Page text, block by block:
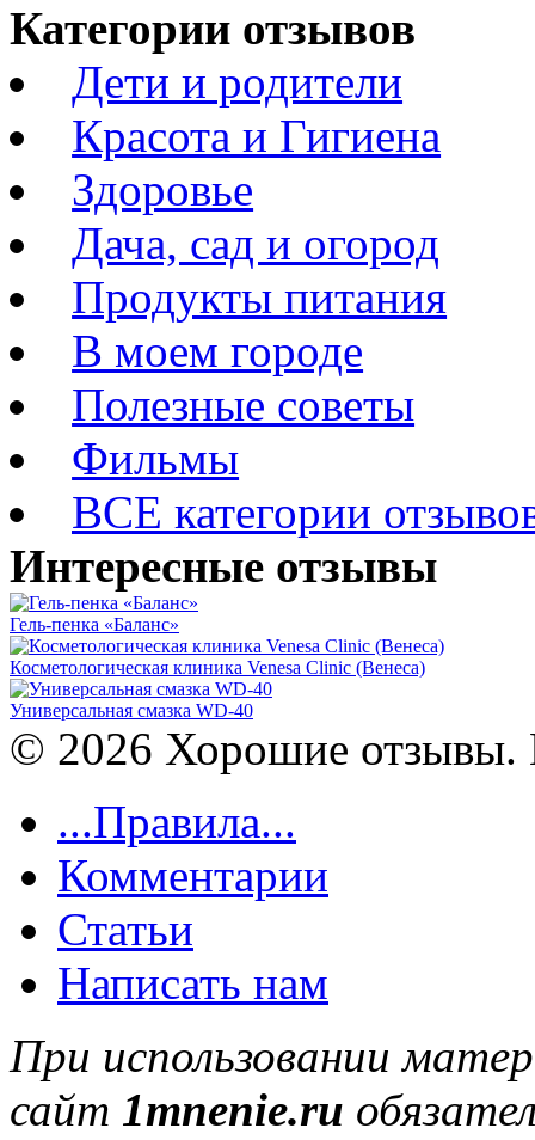
Категории отзывов
Дети и родители
Красота и Гигиена
Здоровье
Дача, сад и огород
Продукты питания
В моем городе
Полезные советы
Фильмы
ВСЕ категории
Интересные отзывы
Гель-пенка «Баланс»
Косметологическая клиника Venesa Clinic (Венеса)
Универсальная смазка WD-40
© 2026 Хорошие отзывы.
...Правила...
Комментарии
Статьи
Написать нам
При использовании
сайт 1mnenie.ru